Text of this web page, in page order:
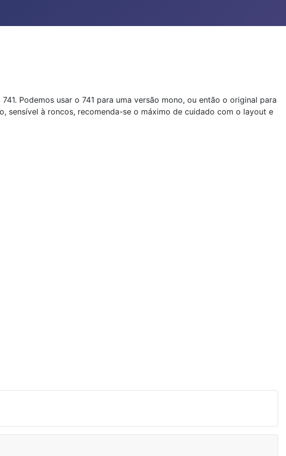
Podemos usar o 741 para uma versão mono, ou então o original para
sensível à roncos, recomenda-se o máximo de cuidado com o layout e